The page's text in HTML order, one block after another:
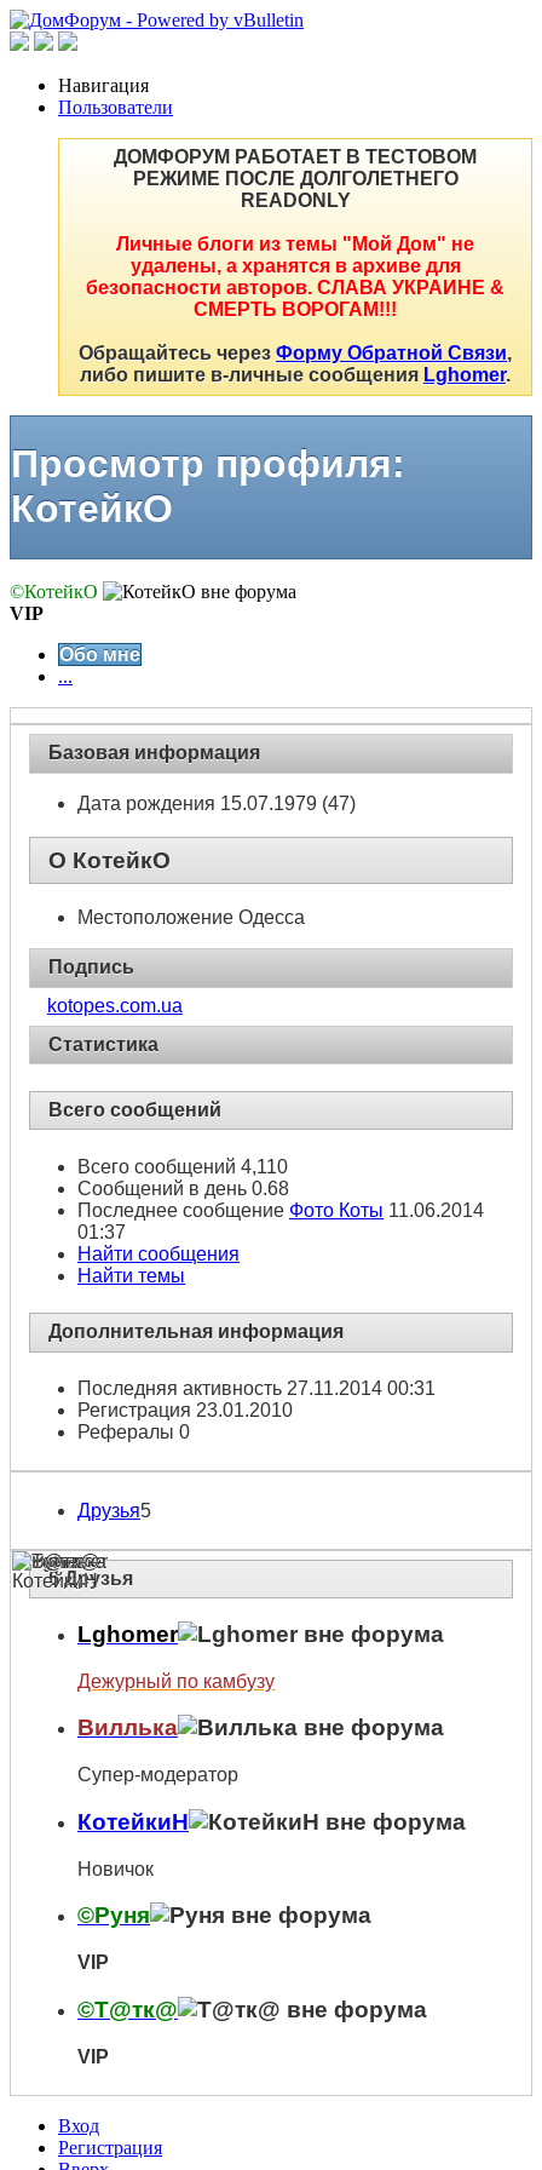
Навигация
Пользователи
ДОМФОРУМ РАБОТАЕТ В ТЕСТОВОМ
РЕЖИМЕ ПОСЛЕ ДОЛГОЛЕТНЕГО
READONLY
Личные блоги из темы "Мой Дом" не
удалены, а хранятся в архиве для
безопасности авторов. СЛАВА УКРАИНЕ &
СМЕРТЬ ВОРОГАМ!!!
Обращайтесь через Форму Обратной Связи,
либо пишите в-личные сообщения Lghomer.
Просмотр профиля:
КотейкО
©КотейкО
VIP
Обо мне
...
Базовая информация
Дата рождения 15.07.1979 (47)
О КотейкО
Местоположение Одесса
Подпись
kotopes.com.ua
Статистика
Всего сообщений
Всего сообщений 4,110
Сообщений в день 0.68
Последнее сообщение Фото Коты 11.06.2014
01:37
Найти сообщения
Найти темы
Дополнительная информация
Последняя активность 27.11.2014 00:31
Регистрация 23.01.2010
Рефералы 0
Друзья5
5Друзья
Lghomer
Дежурный по камбузу
Виллька
Супер-модератор
КотейкиН
Новичок
©Руня
VIP
©Т@тк@
VIP
Вход
Регистрация